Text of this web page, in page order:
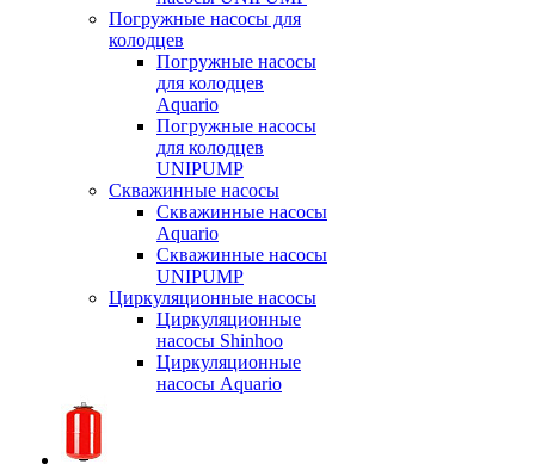
Погружные насосы для
колодцев
Погружные насосы
для колодцев
Aquario
Погружные насосы
для колодцев
UNIPUMP
Скважинные насосы
Скважинные насосы
Aquario
Скважинные насосы
UNIPUMP
Циркуляционные насосы
Циркуляционные
насосы Shinhoo
Циркуляционные
насосы Aquario